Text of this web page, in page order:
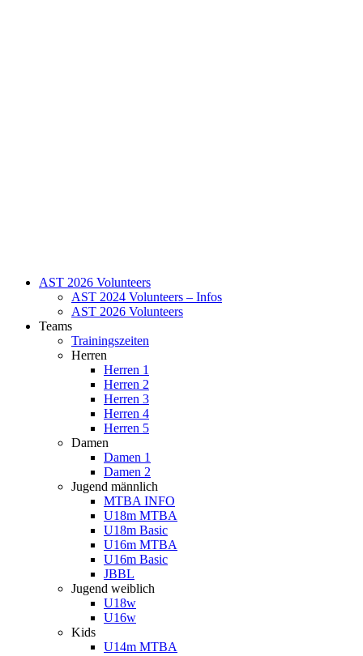
AST 2026 Volunteers
AST 2024 Volunteers – Infos
AST 2026 Volunteers
Teams
Trainingszeiten
Herren
Herren 1
Herren 2
Herren 3
Herren 4
Herren 5
Damen
Damen 1
Damen 2
Jugend männlich
MTBA INFO
U18m MTBA
U18m Basic
U16m MTBA
U16m Basic
JBBL
Jugend weiblich
U18w
U16w
Kids
U14m MTBA